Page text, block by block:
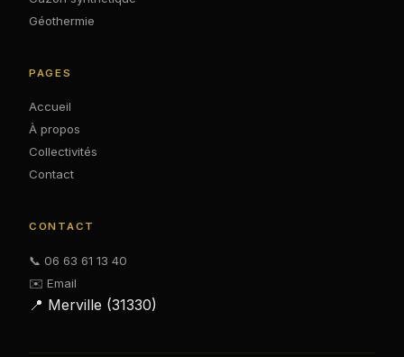
Géothermie
PAGES
Accueil
À propos
Collectivités
Contact
CONTACT
📞 06 63 61 13 40
✉️ Email
📍 Merville (31330)